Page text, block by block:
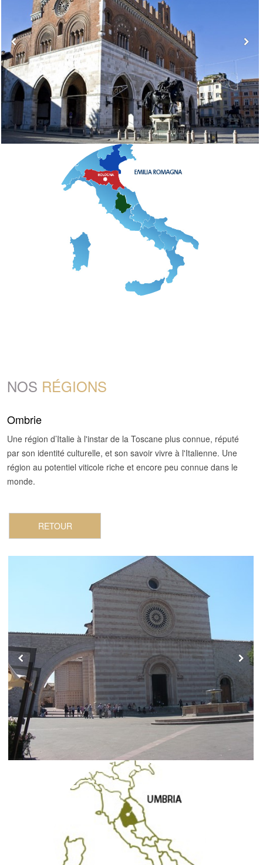
NOS RÉGIONS
Ombrie
Une région d’Italie à l'instar de la Toscane plus connue, réputé
par son identité culturelle, et son savoir vivre à l'Italienne. Une
région au potentiel viticole riche et encore peu connue dans le
monde.
RETOUR